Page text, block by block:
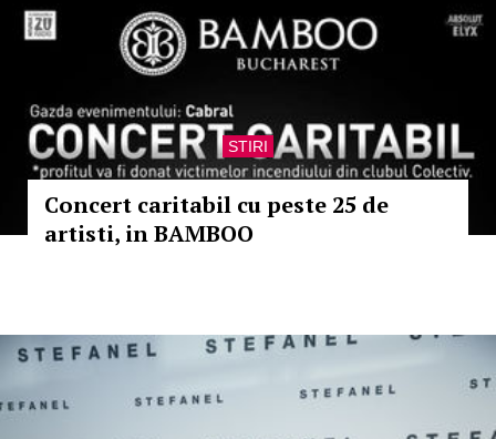
STIRI
Concert caritabil cu peste 25 de
artisti, in BAMBOO